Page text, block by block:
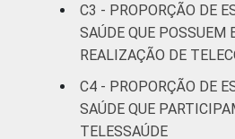
Essa tabela foi corrigida
Para mais informações,
https://cetic.br/noticia/
correcao-dos-
saude-2013/
1Base: 1513
C3 - PROPORÇÃO DE
SAÚDE QUE POSSUEM
REALIZAÇÃO DE
C4 - PROPORÇÃO DE
SAÚDE QUE
TELESSAÚDE